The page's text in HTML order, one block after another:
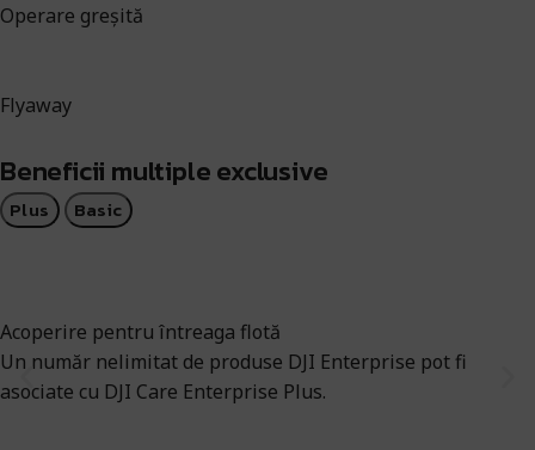
Operare greșită
Flyaway
Beneficii multiple exclusive
Plus Basic
Acoperire pentru întreaga flotă
Un număr nelimitat de produse DJI Enterprise pot fi
asociate cu DJI Care Enterprise Plus.